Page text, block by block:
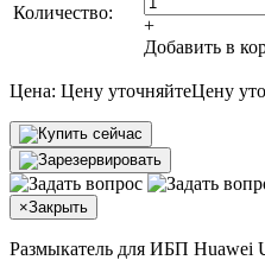
Количество:
+
Добавить в
Цена: Цену уточняйтеЦену
×Закрыть
Размыкатель для ИБП Huawei